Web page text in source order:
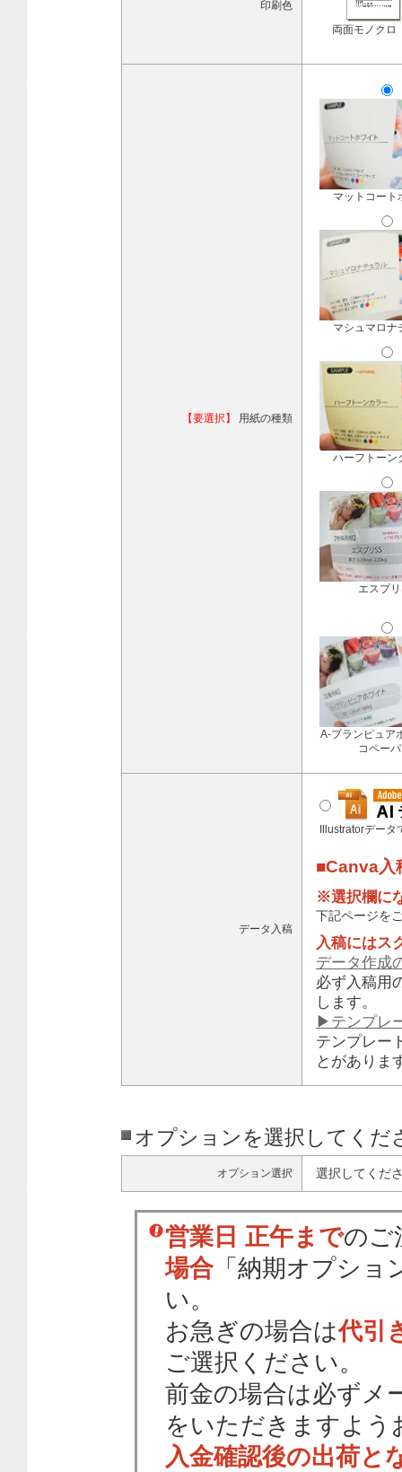
印刷色
両面モノクロ
【要選択】 用紙の種類
マットコート
マシュマロナ
ハーフトーン
エスプ
A-プランピュア
コペー
データ入稿
Illustratorデータ
■Canva入
※選択欄に
下記ページを
入稿にはス
データ作成
必ず入稿用
します。
▶テンプレ
テンプレー
とがありま
オプションを選択してくだ
オプション選択 選択してくだ
営業日 正午までのご
場合 「納期オプショ
い。
お急ぎの場合は代引
ご選択ください。
前金の場合は必ずメ
をいただきますよう
入金確認後の出荷と